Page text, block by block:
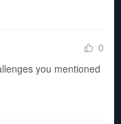
0
you mentioned